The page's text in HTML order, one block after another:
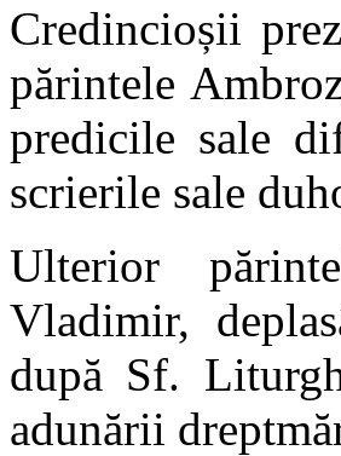
Credincioșii
părintele
predicile sale
scrierile sale
Ulterior
Vladimir,
după Sf.
adunării